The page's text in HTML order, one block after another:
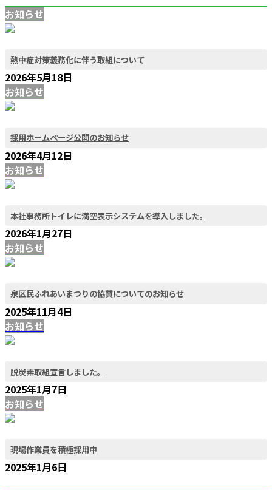
お知らせ
熱中症対策義務化に伴う取組について
2026年5月18日
お知らせ
採用ホームページ公開のお知らせ
2026年4月12日
お知らせ
本社事務所トイレに満空表示システムを導入しました。
2026年1月27日
お知らせ
泉区民ふれあいまつりの協賛についてのお知らせ
2025年11月4日
お知らせ
脱炭素取組宣言しました。
2025年1月7日
お知らせ
現場作業員を積極採用中
2025年1月6日